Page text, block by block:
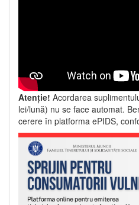
Atenție! Acordarea
lei/lună) nu se face automat.
cerere în platforma ePIDS,